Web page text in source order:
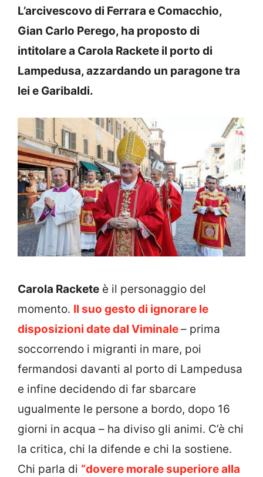
L’arcivescovo di Ferrara e Comacchio,
Gian Carlo Perego, ha proposto di
intitolare a Carola Rackete il porto di
Lampedusa, azzardando un paragone tra
lei e Garibaldi.
Carola Rackete è il personaggio del
momento. Il suo gesto di ignorare le
disposizioni date dal Viminale– prima
soccorrendo i migranti in mare, poi
fermandosi davanti al porto di Lampedusa
e infine decidendo di far sbarcare
ugualmente le persone a bordo, dopo 16
giorni in acqua – ha diviso gli animi. C’è chi
la critica, chi la difende e chi la sostiene.
Chi parla di “dovere morale superiore alla